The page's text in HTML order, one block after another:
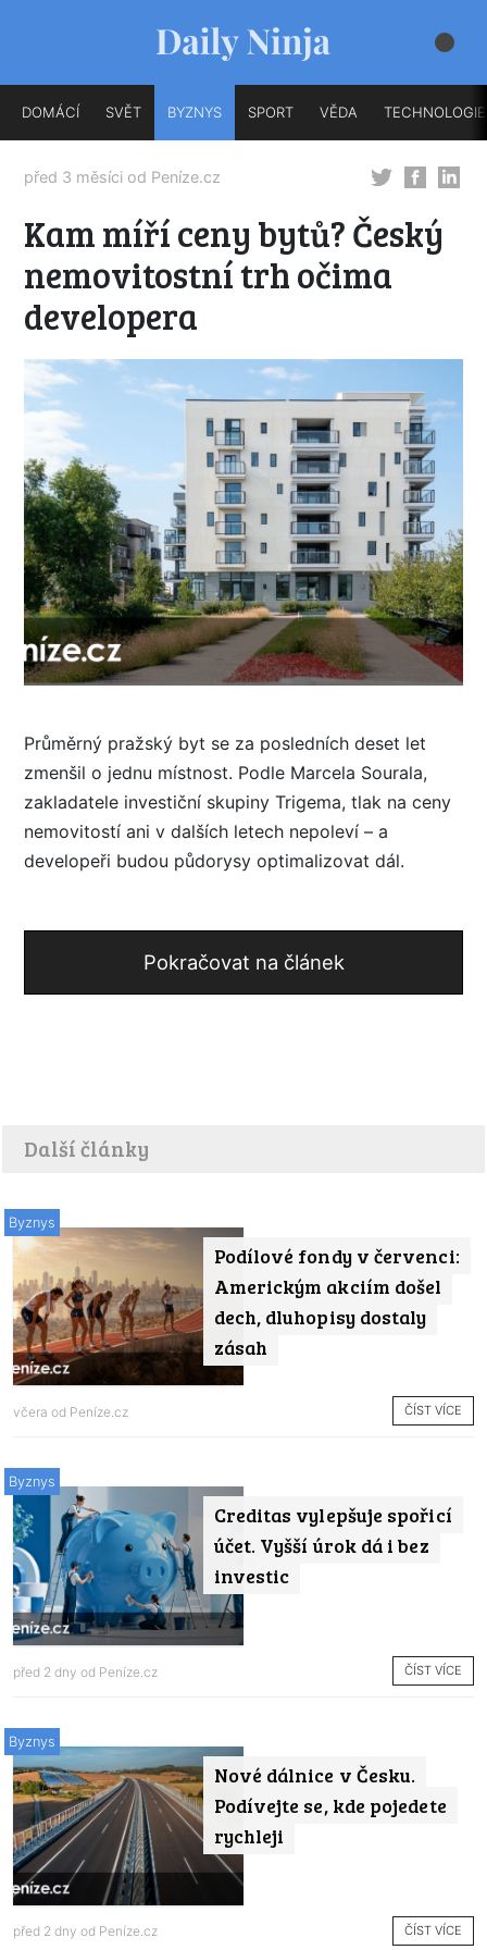
DOMÁCÍ SVĚT BYZNYS SPORT VĚDA TECHNOLOGIE
před 3 měsíci od Peníze.cz
Kam míří ceny bytů? Český
nemovitostní trh očima
developera
Průměrný pražský byt se za posledních deset let
zmenšil o jednu místnost. Podle Marcela Sourala,
zakladatele investiční skupiny Trigema, tlak na ceny
nemovitostí ani v dalších letech nepoleví – a
developeři budou půdorysy optimalizovat dál.
Pokračovat na článek
Další články
Podílové fondy v červenci:
Americkým akciím došel
dech, dluhopisy dostaly
zásah
Byznys
včera od Peníze.cz ČÍST VÍCE
Creditas vylepšuje spořicí
účet. Vyšší úrok dá i bez
investic
Byznys
před 2 dny od Peníze.cz ČÍST VÍCE
Nové dálnice v Česku.
Podívejte se, kde pojedete
rychleji
Byznys
před 2 dny od Peníze.cz ČÍST VÍCE